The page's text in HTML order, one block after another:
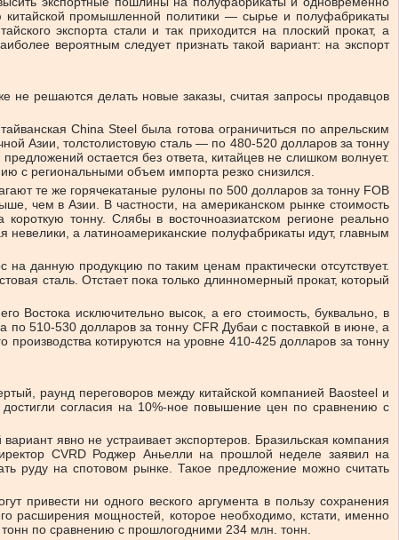
китайской промышленной политики — сырье и полуфабрикаты
экспорта стали и так приходится на плоский прокат, а
вероятным следует признать такой вариант: на экспорт
решаются делать новые заказы, считая запросы продавцов
China Steel была готова ограничиться по апрельским
Азии, толстолистовую сталь — по 480-520 долларов за тонну
остается без ответа, китайцев не слишком волнует.
с региональными объем импорта резко снизился.
те же горячекатаные рулоны по 500 долларов за тонну FOB
чем в Азии. В частности, на американском рынке стоимость
тонну. Слябы в восточноазиатском регионе реально
невелики, а латиноамериканские полуфабрикаты идут, главным
данную продукцию по таким ценам практически отсутствует.
сталь. Отстает пока только длинномерный прокат, который
исключительно высок, а его стоимость, буквально, в
по 510-530 долларов за тонну CFR Дубаи с поставкой в июне, а
котируются на уровне 410-425 долларов за тонну
раунд переговоров между китайской компанией Baosteel и
согласия на 10%-ное повышение цен по сравнению с
явно не устраивает экспортеров. Бразильская компания
CVRD Роджер Аньелли на прошлой неделе заявил на
руду на спотовом рынке. Такое предложение можно считать
привести ни одного веского аргумента в пользу сохранения
расширения мощностей, которое необходимо, кстати, именно
тонн по сравнению с прошлогодними 234 млн. тонн.